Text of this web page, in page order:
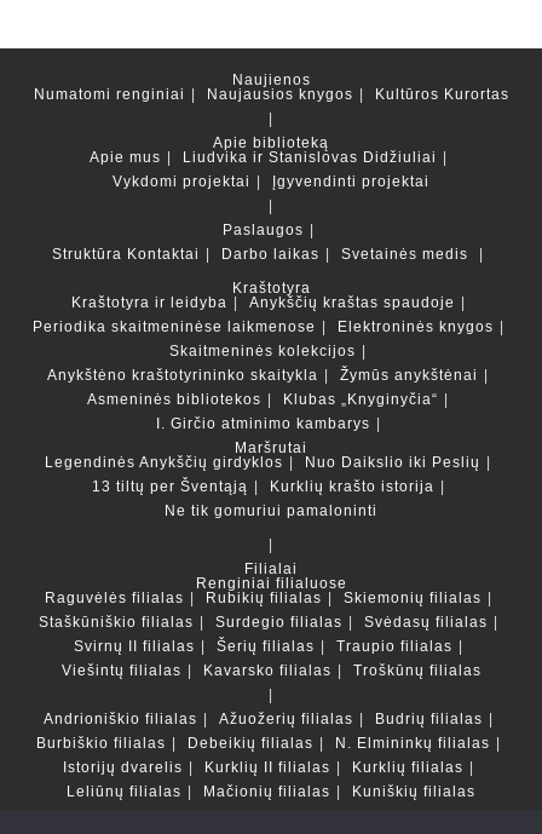
Naujienos
Numatomi renginiai
Naujausios knygos Kultūros Kurortas
Apie biblioteką
Apie mus
Liudvika ir Stanislovas Didžiuliai
Vykdomi projektai
Įgyvendinti projektai
Paslaugos
Struktūra Kontaktai Darbo laikas
Svetainės medis
Kraštotyra
Kraštotyra ir leidyba
Anykščių kraštas spaudoje
Periodika skaitmeninėse laikmenose
Elektroninės knygos
Skaitmeninės kolekcijos
Anykštėno kraštotyrininko skaitykla
Žymūs anykštėnai
Asmeninės bibliotekos
Klubas „Knyginyčia“
I. Girčio atminimo kambarys
Maršrutai
Legendinės Anykščių girdyklos
Nuo Daikslio iki Peslių
13 tiltų per Šventąją
Kurklių krašto istorija
Ne tik gomuriui pamaloninti
Filialai
Renginiai filialuose
Raguvėlės filialas
Rubikių filialas
Skiemonių filialas
Staškūniškio filialas
Surdegio filialas
Svėdasų filialas
Svirnų II filialas
Šerių filialas
Traupio filialas
Viešintų filialas
Kavarsko filialas Troškūnų filialas
Andrioniškio filialas Ažuožerių filialas
Budrių filialas
Burbiškio filialas
Debeikių filialas
N. Elmininkų filialas
Istorijų dvarelis
Kurklių II filialas
Kurklių filialas
Leliūnų filialas
Mačionių filialas Kuniškių filialas